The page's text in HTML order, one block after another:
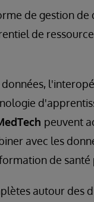
de gestion de
de
peuvent
avec les
de santé
autour des